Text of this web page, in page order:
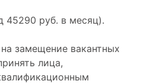
45290 руб. в месяц).
замещение вакантных
лица,